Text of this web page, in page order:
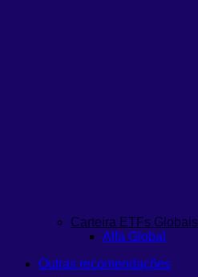
Carteira ETFs Globais
Alfa Global
Outras recomendações